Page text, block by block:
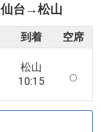
仙台 →松山
到着 空席
松山
10:15